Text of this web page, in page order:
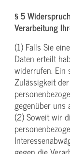
§ 5
Verarbeitung
(1) Falls Sie
Daten erteilt
widerrufen. Ein
Zulässigkeit
gegenüber uns
(2) Soweit wir